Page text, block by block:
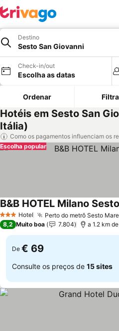
Destino
Sesto San Giovanni
Check-in/out
Escolha as datas
Ordenar
Hotéis em Sesto San
Itália)
Como os pagamentos influenciam os
Escolha popular
3 EstrelasHotel Perto do metrô Sesto
B&B HOTEL Milano
8,2 Muito boa 7.804 a 1.2 km
De € 69
Consulte os preços de 15 sites